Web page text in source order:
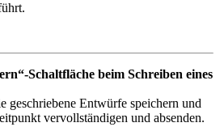
Schaltfläche beim Schreiben eines
geschriebene Entwürfe speichern und
vervollständigen und absenden.